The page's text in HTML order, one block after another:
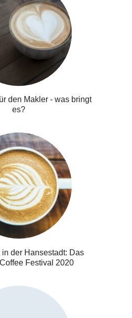
den Makler - was bringt
es?
der Hansestadt: Das
Festival 2020